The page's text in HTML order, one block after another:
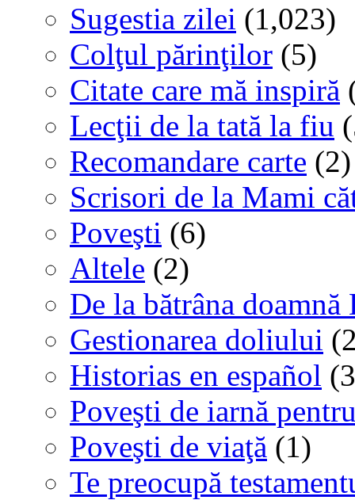
Sugestia zilei (1,023)
Colţul părinţilor (5)
Citate care mă inspiră
Lecţii de la tată la fiu
Recomandare carte (2)
Scrisori de la Mami
Poveşti (6)
Altele (2)
De la bătrâna
Gestionarea doliului
Historias en español
Poveşti de iarnă
Poveşti de viaţă (1)
Te preocupă